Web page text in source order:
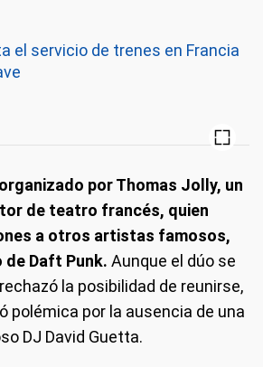
el servicio de trenes en Francia
por Thomas Jolly, un
de teatro francés, quien
a otros artistas famosos,
de Daft Punk. Aunque el dúo se
la posibilidad de reunirse,
polémica por la ausencia de una
DJ David Guetta.